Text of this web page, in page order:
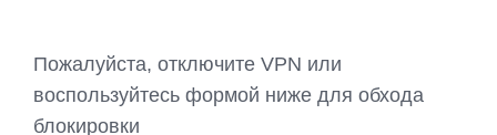
Пожалуйста, отключите VPN или
воспользуйтесь формой ниже для обхода
блокировки